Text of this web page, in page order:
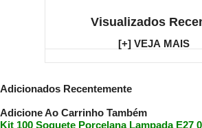
Visualizados
[+] VEJA MAIS
Adicionados Recentemente
Adicione Ao Carrinho Também
Kit 100 Soquete Porcelana Lampada E27